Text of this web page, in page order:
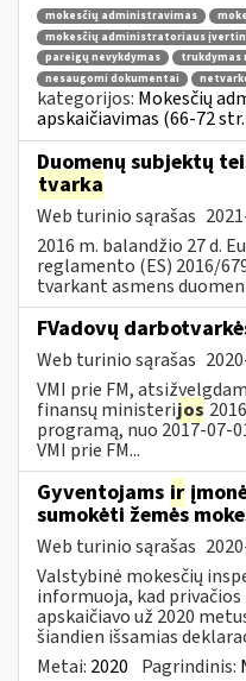
mokesčių administravimas
mokesčių administratoriaus
pareigų nevykdymas
trukdymas
nesaugomi dokumentai
kategorijos: Mokesčių
apskaičiavimas (66-72
Duomenų subjektų
tvarka
Web turinio sąrašas
2016 m. balandžio 27 d.
reglamento (ES) 2016/
tvarkant asmens
FVadovų
Web turinio sąrašas
VMI prie FM,
finansų ministerijos
programą, nuo 2017-07-
VMI prie FM...
Gyventojams ir
sumokėti žemės
Web turinio sąrašas
Valstybinė mokesčių
informuoja, kad
apskaičiavo už 2020
šiandien išsamias
Metai: 2020 Pagrindinis: